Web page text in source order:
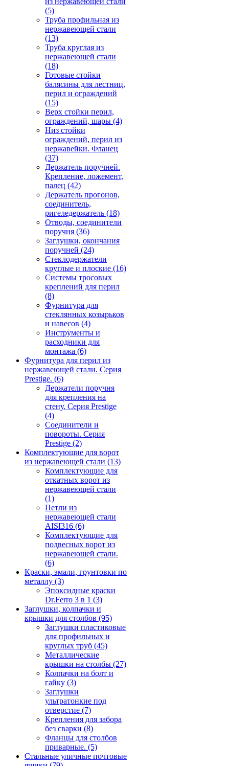
(5)
Труба профильная из
нержавеющей стали
(13)
Труба круглая из
нержавеющей стали
(18)
Готовые стойки
балясины для лестниц,
перил и ограждений
(15)
Верх стойки перил,
ограждений, шары (4)
Низ стойки
ограждений, перил из
нержавейки. Фланец
(37)
Держатель поручней.
Крепление, ложемент,
палец (42)
Держатель прогонов,
соединитель,
ригеледержатель (18)
Отводы, соединители
поручня (36)
Заглушки, окончания
поручней (24)
Стеклодержатели
круглые и плоские (16)
Системы тросовых
креплений для перил
(8)
Фурнитура для
стеклянных козырьков
и навесов (4)
Инструменты и
расходники для
монтажа (6)
Фурнитура для перил из
нержавеющей стали. Серия
Prestige. (6)
Держатели поручня
для крепления на
стену. Серия Prestige
(4)
Соединители и
повороты. Серия
Prestige (2)
Комплектующие для ворот
из нержавеющей стали (13)
Комплектующие для
откатных ворот из
нержавеющей стали
(1)
Петли из
нержавеющей стали
AISI316 (6)
Комплектующие для
подвесных ворот из
нержавеющей стали.
(6)
Краски, эмали, грунтовки по
металлу (3)
Эпоксидные краски
Dr.Ferro 3 в 1 (3)
Заглушки, колпачки и
крышки для столбов (95)
Заглушки пластиковые
для профильных и
круглых труб (45)
Металлические
крышки на столбы (27)
Колпачки на болт и
гайку (3)
Заглушки
ультратонкие под
отверстие (7)
Крепления для забора
без сварки (8)
Фланцы для столбов
приварные. (5)
Стальные уличные почтовые